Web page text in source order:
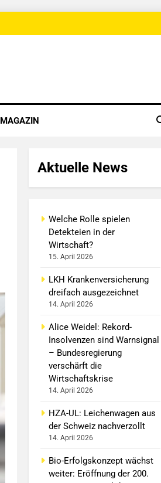
MAGAZIN
Aktuelle News
Welche Rolle spielen
Detekteien in der
Wirtschaft?
15. April 2026
LKH Krankenversicherung
dreifach ausgezeichnet
14. April 2026
Alice Weidel: Rekord-
Insolvenzen sind Warnsignal
– Bundesregierung
verschärft die
Wirtschaftskrise
14. April 2026
HZA-UL: Leichenwagen aus
der Schweiz nachverzollt
14. April 2026
Bio-Erfolgskonzept wächst
weiter: Eröffnung der 200.